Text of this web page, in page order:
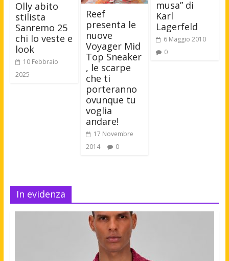
Olly abito
stilista
Sanremo 25
chi lo veste e
look
10 Febbraio
2025
​Reef
presenta le
nuove
Voyager Mid
Top Sneaker​
, le scarpe
che ​ti
porteranno
ovunque tu
voglia
andare!
17 Novembre
2014
0
musa” di
Karl
Lagerfeld
6 Maggio 2010
0
In evidenza